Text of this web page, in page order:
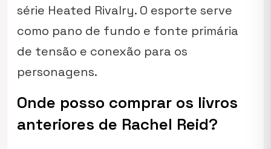
série Heated Rivalry. O esporte serve
como pano de fundo e fonte primária
de tensão e conexão para os
personagens.
Onde posso comprar os livros
anteriores de Rachel Reid?